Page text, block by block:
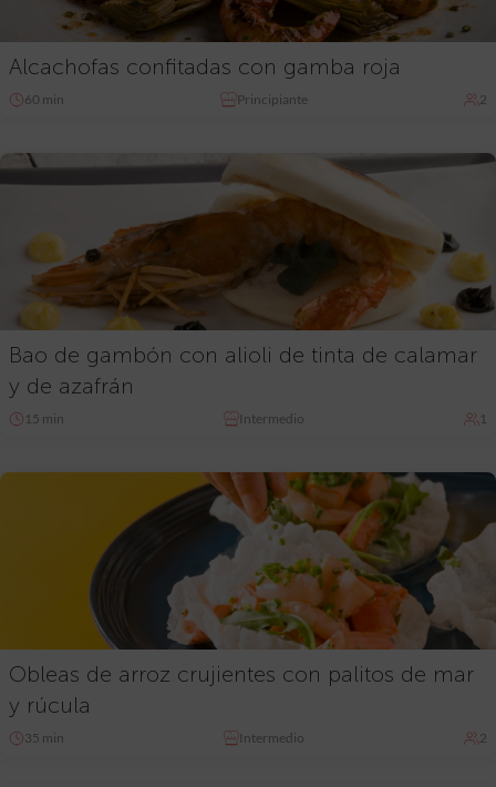
Alcachofas confitadas con gamba roja
60 min Principiante 2
Bao de gambón con alioli de tinta de calamar
y de azafrán
15 min Intermedio 1
Obleas de arroz crujientes con palitos de mar
y rúcula
35 min Intermedio 2